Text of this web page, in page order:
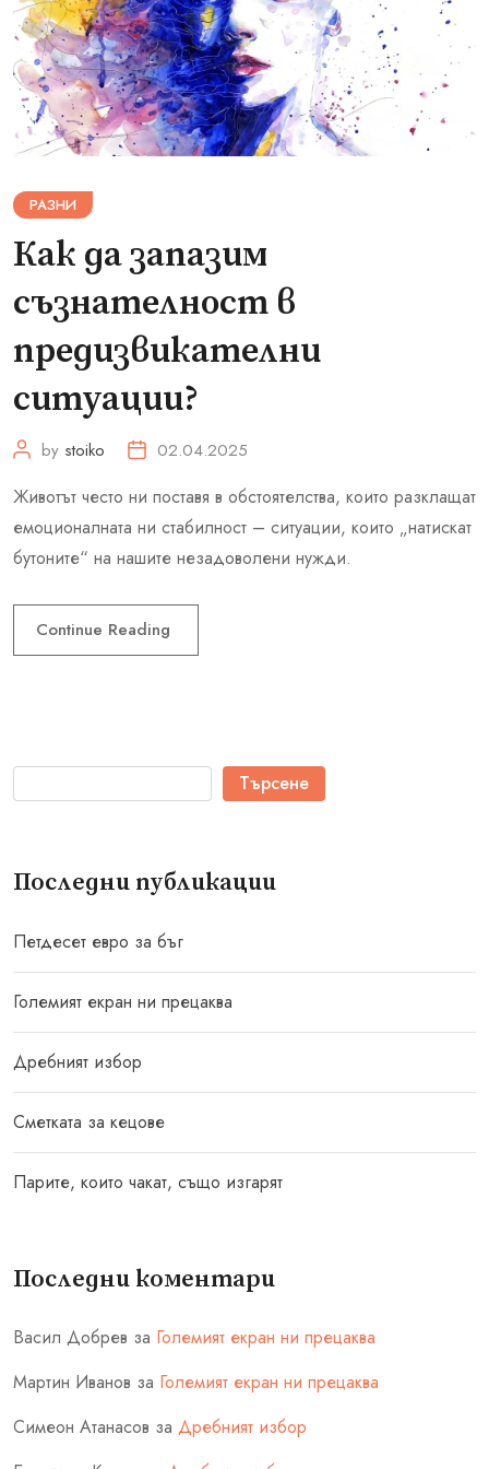
РАЗНИ
Как да запазим
съзнателност в
предизвикателни
ситуации?
by stoiko 02.04.2025
Животът често ни поставя в обстоятелства, които разклащат
емоционалната ни стабилност – ситуации, които „натискат
бутоните“ на нашите незадоволени нужди.
Continue Reading
Търсене
Последни публикации
Петдесет евро за бъг
Големият екран ни прецаква
Дребният избор
Сметката за кецове
Парите, които чакат, също изгарят
Последни коментари
Васил Добрев за Големият екран ни прецаква
Мартин Иванов за Големият екран ни прецаква
Симеон Атанасов за Дребният избор